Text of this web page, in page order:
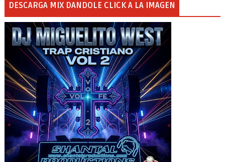
DESCARGA MIX DANDOLE CLICK A LA IMAGEN